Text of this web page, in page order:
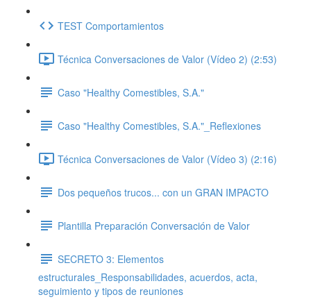
TEST Comportamientos
Técnica Conversaciones de Valor (Vídeo 2) (2:53)
Caso "Healthy Comestibles, S.A."
Caso "Healthy Comestibles, S.A."_Reflexiones
Técnica Conversaciones de Valor (Vídeo 3) (2:16)
Dos pequeños trucos... con un GRAN IMPACTO
Plantilla Preparación Conversación de Valor
SECRETO 3: Elementos
estructurales_Responsabilidades, acuerdos, acta,
seguimiento y tipos de reuniones